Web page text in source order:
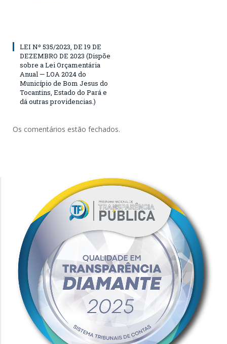
LEI Nº 535/2023, DE 19 DE
DEZEMBRO DE 2023 (Dispõe
sobre a Lei Orçamentária
Anual — LOA 2024 do
Município de Bom Jesus do
Tocantins, Estado do Pará e
dá outras providencias.)
Os comentários estão fechados.